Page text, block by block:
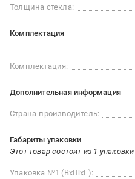
Толщина стекла:
Комплектация
Комплектация:
Дополнительная информация
Страна-производитель:
Габариты упаковки
Этот товар состоит из 1 упаковки
Упаковка №1 (ВхШхГ):